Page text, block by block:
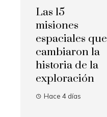
Las 15
misiones
espaciales que
cambiaron la
historia de la
exploración
Hace 4 días